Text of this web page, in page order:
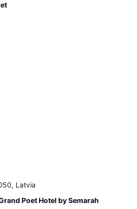
Latvia
Poet Hotel by Semarah